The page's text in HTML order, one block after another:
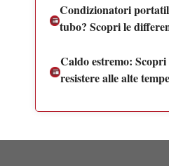
Condizionatori
tubo? Scopri le
Caldo estremo:
resistere alle alte